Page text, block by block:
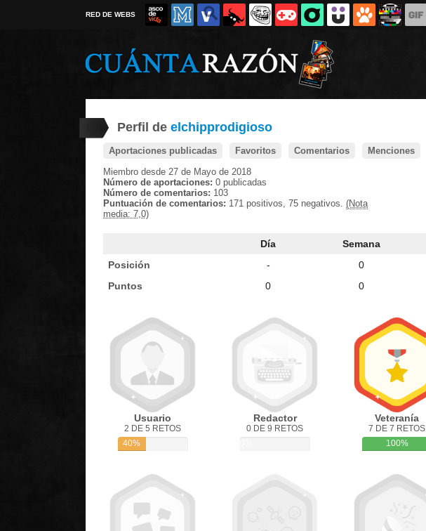
RED DE WEBS
Perfil de elchipprodigioso
Aportaciones publicadas Favoritos Comentarios
Menciones
Miembro desde 27 de Mayo de 2018
Número de aportaciones: 0 publicadas
Número de comentarios: 103
Puntuación de comentarios: 171 positivos, 75 negativos. (Nota
media: 7,0)
Día Semana
Posición
- 0
Puntos
0 0
Usuario
2 DE 5 RETOS
40%
Redactor
0 DE 9 RETOS
Veteranía
7 DE 7 RETOS
100%